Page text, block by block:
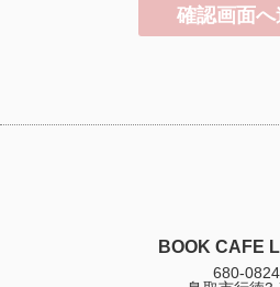
BOOK CAFE
680-0824